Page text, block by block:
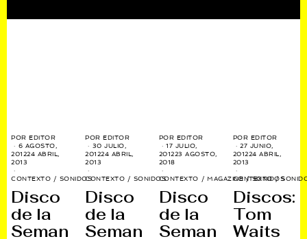
POREDITOR
6 AGOSTO,
201224 ABRIL,
2013
CONTEXTO / SONIDOS
Disco
de la
Seman
POREDITOR
30 JULIO,
201224 ABRIL,
2013
CONTEXTO / SONIDOS
Disco
de la
Seman
POR EDITOR
17 JULIO,
201223 AGOSTO,
2018
CONTEXTO / MAGAZINE / SONIDOS
Disco
de la
Seman
POR EDITOR
27 JUNIO,
201224 ABRIL,
2013
CONTEXTO /
Discos:
Tom
Waits